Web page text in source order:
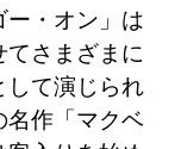
ー・オン」は
てさまざまに
して演じられ
名作「マクベ